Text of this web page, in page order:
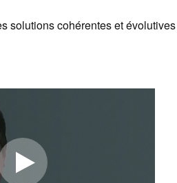
solutions cohérentes et